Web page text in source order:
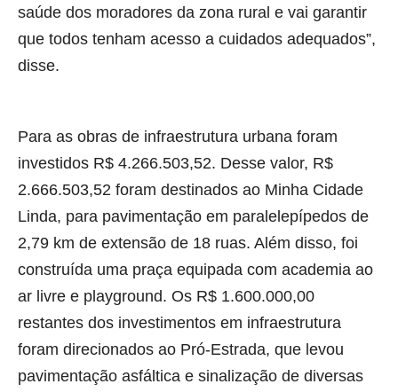
saúde dos moradores da zona rural e vai garantir
que todos tenham acesso a cuidados adequados”,
disse.
Para as obras de infraestrutura urbana foram
investidos R$ 4.266.503,52. Desse valor, R$
2.666.503,52 foram destinados ao Minha Cidade
Linda, para pavimentação em paralelepípedos de
2,79 km de extensão de 18 ruas. Além disso, foi
construída uma praça equipada com academia ao
ar livre e playground. Os R$ 1.600.000,00
restantes dos investimentos em infraestrutura
foram direcionados ao Pró-Estrada, que levou
pavimentação asfáltica e sinalização de diversas